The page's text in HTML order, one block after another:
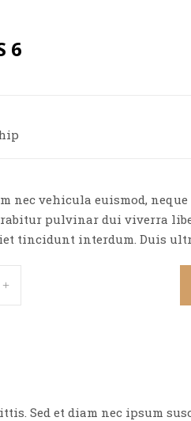
6
nec vehicula euismod,
pulvinar dui viverra
tincidunt interdum. Duis
+
Sed et diam nec ipsum